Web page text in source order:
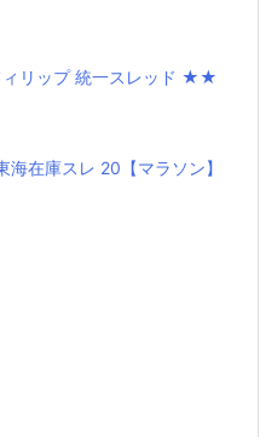
リップ 統一スレッド ★★
海在庫スレ 20【マラソン】